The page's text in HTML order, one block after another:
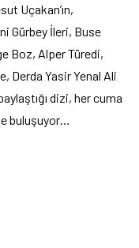
Uçakan’ın,
Gürbey İleri, Buse
Boz, Alper Türedi,
Derda Yasir Yenal Ali
dizi, her cuma
buluşuyor…